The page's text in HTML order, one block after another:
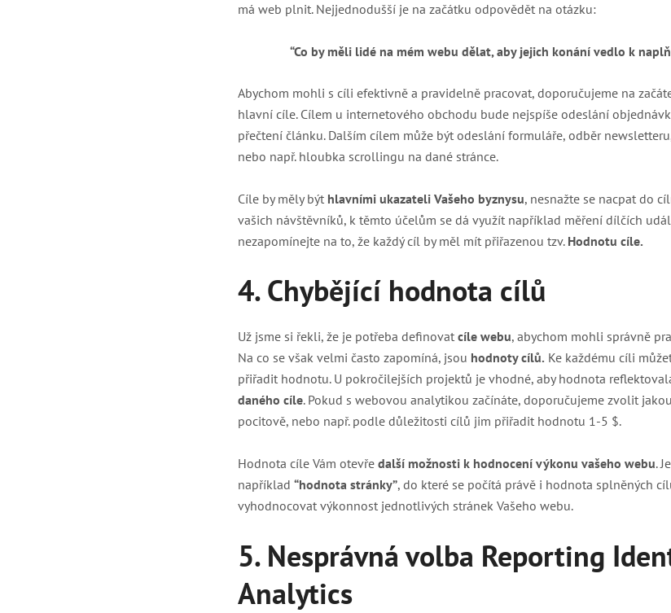
má web plnit. Nejjednodušší je na začátku odpovědět na otázku:
“Co by měli lidé na mém webu dělat, aby jejich konání vedlo k
Abychom mohli s cíli efektivně a pravidelně pracovat, doporučujeme na
hlavní cíle. Cílem u internetového obchodu bude nejspíše odeslání
přečtení článku. Dalším cílem může být odeslání formuláře, odběr
nebo např. hloubka scrollingu na dané stránce.
Cíle by měly být hlavními ukazateli Vašeho byznysu, nesnažte se nacpat do
vašich návštěvníků, k těmto účelům se dá využít například měření dílčích
nezapomínejte na to, že každý cíl by měl mít přiřazenou tzv. Hodnotu cíle.
4. Chybějící hodnota cílů
Už jsme si řekli, že je potřeba definovat cíle webu, abychom mohli správně
Na co se však velmi často zapomíná, jsou hodnoty cílů. Ke každému cíli
přiřadit hodnotu. U pokročilejších projektů je vhodné, aby hodnota
daného cíle. Pokud s webovou analytikou začínáte, doporučujeme zvolit
pocitově, nebo např. podle důležitosti cílů jim přiřadit hodnotu 1-5 $.
Hodnota cíle Vám otevře další možnosti k hodnocení výkonu vašeho webu.
například “hodnota stránky”, do které se počítá právě i hodnota splněných
vyhodnocovat výkonnost jednotlivých stránek Vašeho webu.
5. Nesprávná volba Reporting
Analytics